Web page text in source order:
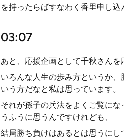
を持ったらばすなわく香里申し
03:07
あと、応援企画として千秋さん
いろんな人生の歩み方というか
いう方だなと私は思っています。
それが孫子の兵法をよくご覧に
うふうに思うんですけれども、
結局勝ち負けはあるとは思うに